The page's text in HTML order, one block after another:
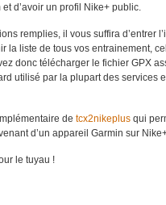
d’avoir un profil Nike+ public.
remplies, il vous suffira d’entrer
la liste de tous vos entrainement,
donc télécharger le fichier GPX
utilisé par la plupart des services
de tcx2nikeplus qui
d’un appareil Garmin sur
le tuyau !